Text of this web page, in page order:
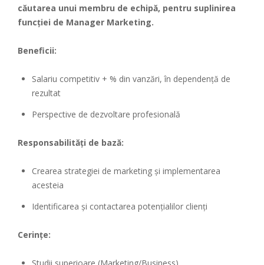
căutarea unui membru de echipă, pentru suplinirea
funcției de Manager Marketing.
Beneficii:
Salariu competitiv + % din vanzări, în dependență de
rezultat
Perspective de dezvoltare profesională
Responsabilități de bază:
Crearea strategiei de marketing și implementarea
acesteia
Identificarea şi contactarea potenţialilor clienţi
Cerințe:
Studii superioare (Marketing/Business)